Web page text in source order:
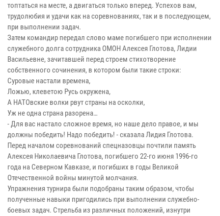
топтаться на месте, а двигаться только вперед. Успехов вам,
трудолюбия и удачи как на соревнованиях, так и в последующем,
при выполнении задач.
Затем командир передал слово маме погибшего при исполнении
служебного долга сотрудника ОМОН Алексея Глотова, Лидии
Васильевне, зачитавшей перед строем стихотворение
собственного сочинения, в котором были такие строки:
Суровые настали времена,
Ложью, клеветою Русь окружена,
А НАТОвские волки рвут страны на осколки,
Уж не одна страна разорена…
- Для вас настало сложное время, но наше дело правое, и мы
должны победить! Надо победить! - сказала Лидия Глотова.
Перед началом соревнований спецназовцы почтили память
Алексея Николаевича Глотова, погибшего 22-го июня 1996-го
года на Северном Кавказе, и погибших в годы Великой
Отечественной войны минутой молчания.
Упражнения турнира были подобраны таким образом, чтобы
полученные навыки пригодились при выполнении служебно-
боевых задач. Стрельба из различных положений, изнутри